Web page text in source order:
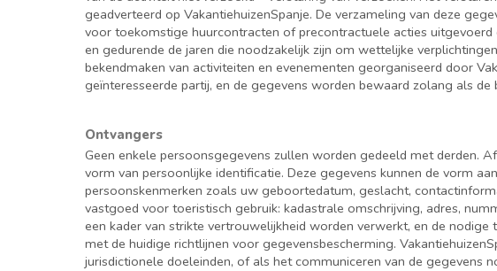
geadverteerd op VakantiehuizenSpanje. De verzameling van deze
voor toekomstige huurcontracten of precontractuele acties
en gedurende de jaren die noodzakelijk zijn om wettelijke
bekendmaken van activiteiten en evenementen georganiseerd door
geïnteresseerde partij, en de gegevens worden bewaard zolang als
Ontvangers
Geen enkele persoonsgegevens zullen worden gedeeld met derden.
vorm van persoonlijke identificatie. Deze gegevens kunnen de vorm
persoonskenmerken zoals uw geboortedatum, geslacht,
vastgoed voor toeristisch gebruik: kadastrale omschrijving, adres,
een kader van strikte vertrouwelijkheid worden verwerkt, en de
met de huidige richtlijnen voor gegevensbescherming.
jurisdictionele doeleinden, of als het communiceren van de gegevens